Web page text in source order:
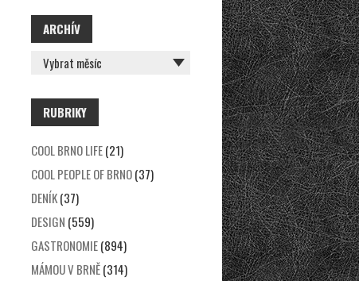
ARCHÍV
ARCHÍV
RUBRIKY
COOL BRNO LIFE(21)
COOL PEOPLE OF BRNO(37)
DENÍK(37)
DESIGN (559)
GASTRONOMIE(894)
MÁMOU V BRNĚ(314)